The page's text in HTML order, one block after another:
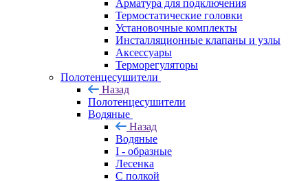
Арматура для подключения
Термостатические головки
Установочные комплекты
Инсталляционные клапаны и узлы
Аксессуары
Терморегуляторы
Полотенцесушители
Назад
Полотенцесушители
Водяные
Назад
Водяные
I - образные
Лесенка
С полкой